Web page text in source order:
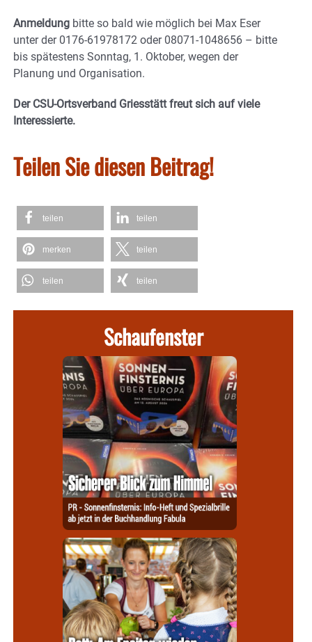
Anmeldung bitte so bald wie möglich bei Max Eser
unter der 0176-61978172 oder 08071-1048656 – bitte
bis spätestens Sonntag, 1. Oktober, wegen der
Planung und Organisation.
Der CSU-Ortsverband Griesstätt freut sich auf viele
Interessierte.
Teilen Sie diesen Beitrag!
teilen teilen
merken teilen
teilen teilen
Schaufenster